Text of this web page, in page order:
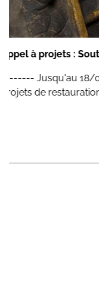
Appel à
-------
la sécurité